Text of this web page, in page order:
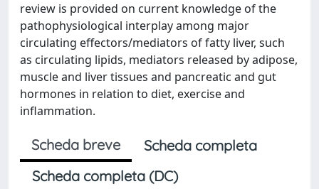
review is provided on current knowledge of the
pathophysiological interplay among major
circulating effectors/mediators of fatty liver, such
as circulating lipids, mediators released by adipose,
muscle and liver tissues and pancreatic and gut
hormones in relation to diet, exercise and
inflammation.
Scheda breve
Scheda completa
Scheda completa (DC)